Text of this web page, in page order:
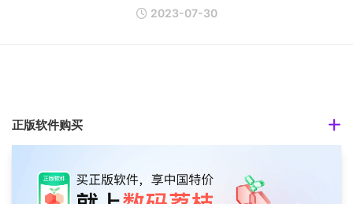
2023-07-30
正版软件购买